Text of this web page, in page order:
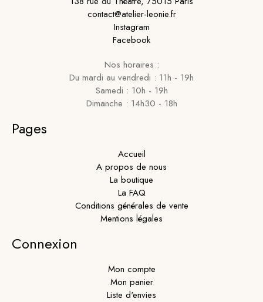
contact@atelier-leonie.fr
Instagram
Facebook
Nos horaires :
Du mardi au vendredi : 11h - 19h
Samedi : 10h - 19h
Dimanche : 14h30 - 18h
Pages
Accueil
A propos de nous
La boutique
La FAQ
Conditions générales de vente
Mentions légales
Connexion
Mon compte
Mon panier
Liste d'envies